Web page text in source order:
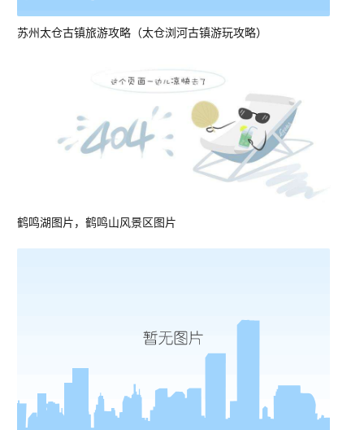
苏州太仓古镇旅游攻略（太仓浏河古镇游玩攻略）
鹤鸣湖图片，鹤鸣山风景区图片